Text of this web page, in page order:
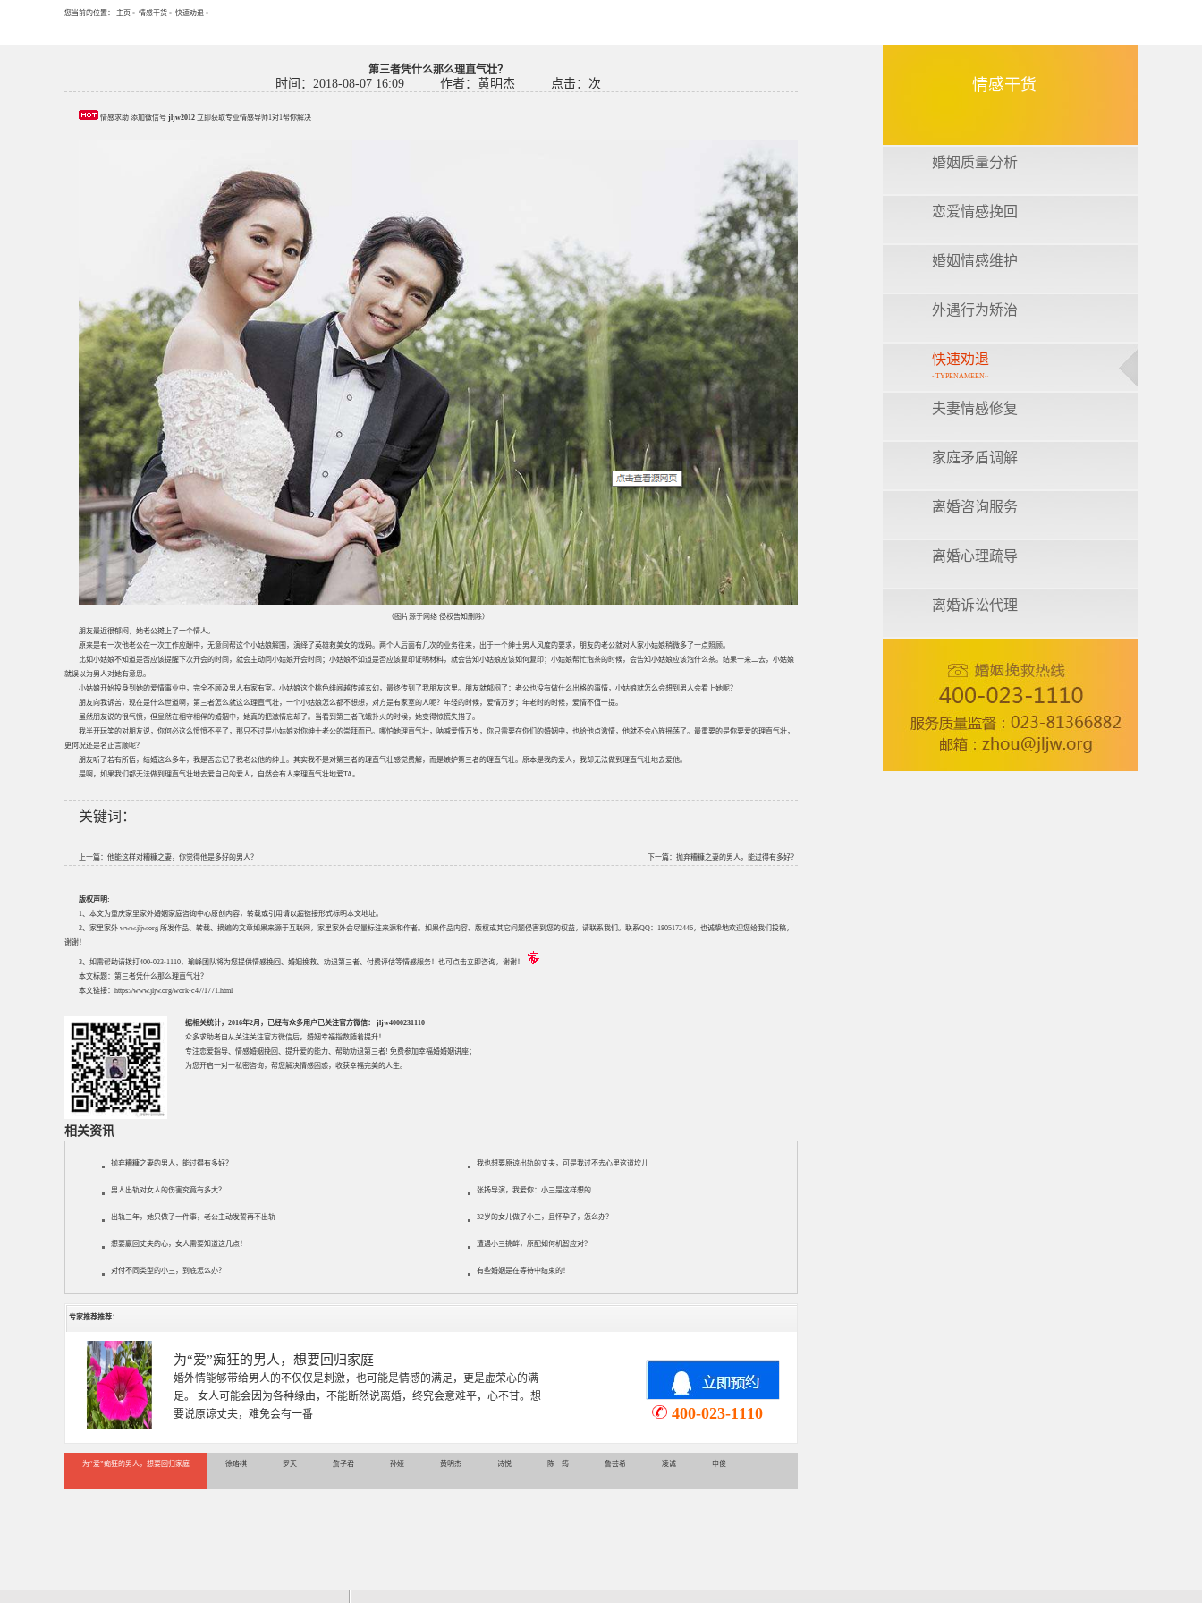
您当前的位置： 主页 > 情感干货 > 快速劝退 >
第三者凭什么那么理直气壮？
时间：2018-08-07 16:09 作者：黄明杰 点击： 次
情感求助 添加微信号 jljw2012 立即获取专业情感导师1对1帮你解决
（图片源于网络 侵权告知删除）
朋友最近很郁闷，她老公摊上了一个情人。
原来是有一次他老公在一次工作应酬中，无意间帮这个小姑娘解围，演绎了英雄救美女的戏码。两个人后面有几次的业务往来，出于一个绅士男人风度的要求，朋友的老公就对人家小姑娘稍微多了一点照顾。
比如小姑娘不知道是否应该提醒下次开会的时间，就会主动问小姑娘开会时间；小姑娘不知道是否应该复印证明材料，就会告知小姑娘应该如何复印；小姑娘帮忙泡茶的时候，会告知小姑娘应该泡什么茶。结果一来二去，小姑娘
就误以为男人对她有意思。
小姑娘开始投身到她的爱情事业中，完全不顾及男人有家有室。小姑娘这个桃色绯闻越传越玄幻，最终传到了我朋友这里。朋友就郁闷了：老公也没有做什么出格的事情，小姑娘就怎么会想到男人会看上她呢？
朋友向我诉苦，现在是什么世道啊，第三者怎么就这么理直气壮，一个小姑娘怎么都不想想，对方是有家室的人呢？年轻的时候，爱情万岁；年老时的时候，爱情不值一提。
虽然朋友说的很气愤，但显然在相守相伴的婚姻中，她真的把激情忘却了。当看到第三者飞蛾扑火的时候，她变得惊慌失措了。
我半开玩笑的对朋友说，你何必这么愤愤不平了，那只不过是小姑娘对你绅士老公的崇拜而已。哪怕她理直气壮，呐喊爱情万岁，你只需要在你们的婚姻中，也给他点激情，他就不会心旌摇荡了。最重要的是你要爱的理直气壮，
更何况还是名正言顺呢？
朋友听了若有所悟，结婚这么多年，我是否忘记了我老公他的绅士。其实我不是对第三者的理直气壮感觉费解，而是嫉妒第三者的理直气壮。原本是我的爱人，我却无法做到理直气壮地去爱他。
是啊，如果我们都无法做到理直气壮地去爱自己的爱人，自然会有人来理直气壮地爱TA。
关键词：
上一篇： 他能这样对糟糠之妻，你觉得他是多好的男人？ 下一篇： 抛弃糟糠之妻的男人，能过得有多好？
版权声明:
1、本文为重庆家里家外婚姻家庭咨询中心原创内容，转载或引用请以超链接形式标明本文地址。
2、家里家外 www.jljw.org 所发作品、转载、摘编的文章如果来源于互联网，家里家外会尽量标注来源和作者。如果作品内容、版权或其它问题侵害到您的权益，请联系我们。联系QQ：1805172446，也诚挚地欢迎您给我们投稿，
谢谢！
3、如需帮助请拨打400-023-1110，瑜峰团队将为您提供情感挽回、婚姻挽救、劝退第三者、付费评估等情感服务！也可点击立即咨询，谢谢！
本文标题： 第三者凭什么那么理直气壮？
本文链接： https://www.jljw.org/work-c47/1771.html
据相关统计，2016年2月，已经有众多用户已关注官方微信： jljw4000231110
众多求助者自从关注关注官方微信后，婚姻幸福指数随着提升！
专注恋爱指导、 情感婚姻挽回 、提升爱的能力、帮助劝退第三者! 免费参加幸福婚婚姻讲座；
为您开启一对一私密咨询，帮您解决情感困惑，收获幸福完美的人生。
相关资讯
抛弃糟糠之妻的男人，能过得有多好？ 我也想要原谅出轨的丈夫，可是我过不去心里这道坎儿
男人出轨对女人的伤害究竟有多大？ 张扬导演，我爱你：小三是这样想的
出轨三年，她只做了一件事，老公主动发誓再不出轨 32岁的女儿做了小三，且怀孕了，怎么办？
想要赢回丈夫的心，女人需要知道这几点！ 遭遇小三挑衅，原配如何机智应对？
对付不同类型的小三，到底怎么办？ 有些婚姻是在等待中结束的！
专家推荐推荐：
徐珞棋
徐珞棋，婚姻家庭咨询师，毕业于重庆师范大学心理学专业，从事婚姻情感咨询
多年，对婚姻情感分析、恋爱择偶、夫妻关系，情感挽回、家庭关系等咨询超过
千小时，积累了丰富的咨
400-023-1110
为“爱”痴狂的男人，想要回归家庭 徐珞棋 罗天 詹子君 孙娅 黄明杰 诗悦 陈一筠 鲁芸希 凌诚 申俊
情感干货
婚姻质量分析
恋爱情感挽回
婚姻情感维护
外遇行为矫治
快速劝退
~TYPENAMEEN~
夫妻情感修复
家庭矛盾调解
离婚咨询服务
离婚心理疏导
离婚诉讼代理